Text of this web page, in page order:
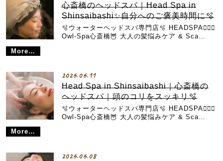
心斎橋のヘッドスパ｜Head Spa in
Shinsaibashi✨自分へのご褒美時間に🫧
🫧ウォーターヘッドスパ専門店🫧 HEADSPA💆🏼‍♀️
Owl-Spa心斎橋🦉 大人の髪悩みケア & Sca…
More…
2026.06.11
Head Spa in Shinsaibashi｜心斎橋の
ヘッドスパ｜頭のコリをスッキリ🫧
🫧ウォーターヘッドスパ専門店🫧 HEADSPA💆🏼‍♀️
Owl-Spa心斎橋🦉 大人の髪悩みケア & Sca…
More…
2026.06.08